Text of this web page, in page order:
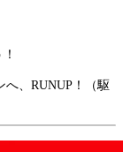
へ、RUNUP！（駆